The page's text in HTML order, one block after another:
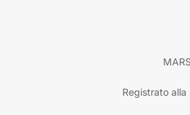
Registrato